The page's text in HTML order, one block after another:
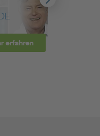
erfahren